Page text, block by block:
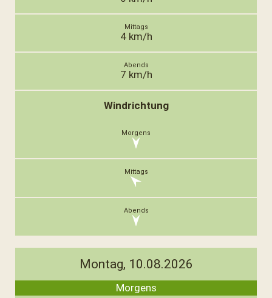
4 km/h
7 km/h
Windrichtung
Montag, 10.08.2026
Morgens